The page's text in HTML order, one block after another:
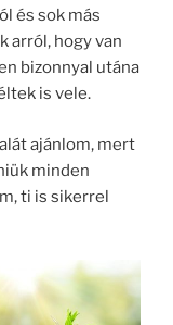
és sok más
arról, hogy van
bizonnyal utána
is vele.
ajánlom, mert
minden
ti is sikerrel